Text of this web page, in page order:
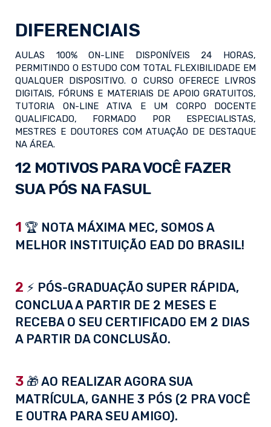
DIFERENCIAIS
AULAS 100% ON-LINE DISPONÍVEIS 24 HORAS,
PERMITINDO O ESTUDO COM TOTAL FLEXIBILIDADE EM
QUALQUER DISPOSITIVO. O CURSO OFERECE LIVROS
DIGITAIS, FÓRUNS E MATERIAIS DE APOIO GRATUITOS,
TUTORIA ON-LINE ATIVA E UM CORPO DOCENTE
QUALIFICADO, FORMADO POR ESPECIALISTAS,
MESTRES E DOUTORES COM ATUAÇÃO DE DESTAQUE
NA ÁREA.
12 MOTIVOS PARA VOCÊ FAZER
SUA PÓS NA FASUL
1 🏆 NOTA MÁXIMA MEC, SOMOS A
MELHOR INSTITUIÇÃO EAD DO BRASIL!
2 ⚡ PÓS-GRADUAÇÃO SUPER RÁPIDA,
CONCLUA A PARTIR DE 2 MESES E
RECEBA O SEU CERTIFICADO EM 2 DIAS
A PARTIR DA CONCLUSÃO.
3 🎁 AO REALIZAR AGORA SUA
MATRÍCULA, GANHE 3 PÓS (2 PRA VOCÊ
E OUTRA PARA SEU AMIGO).